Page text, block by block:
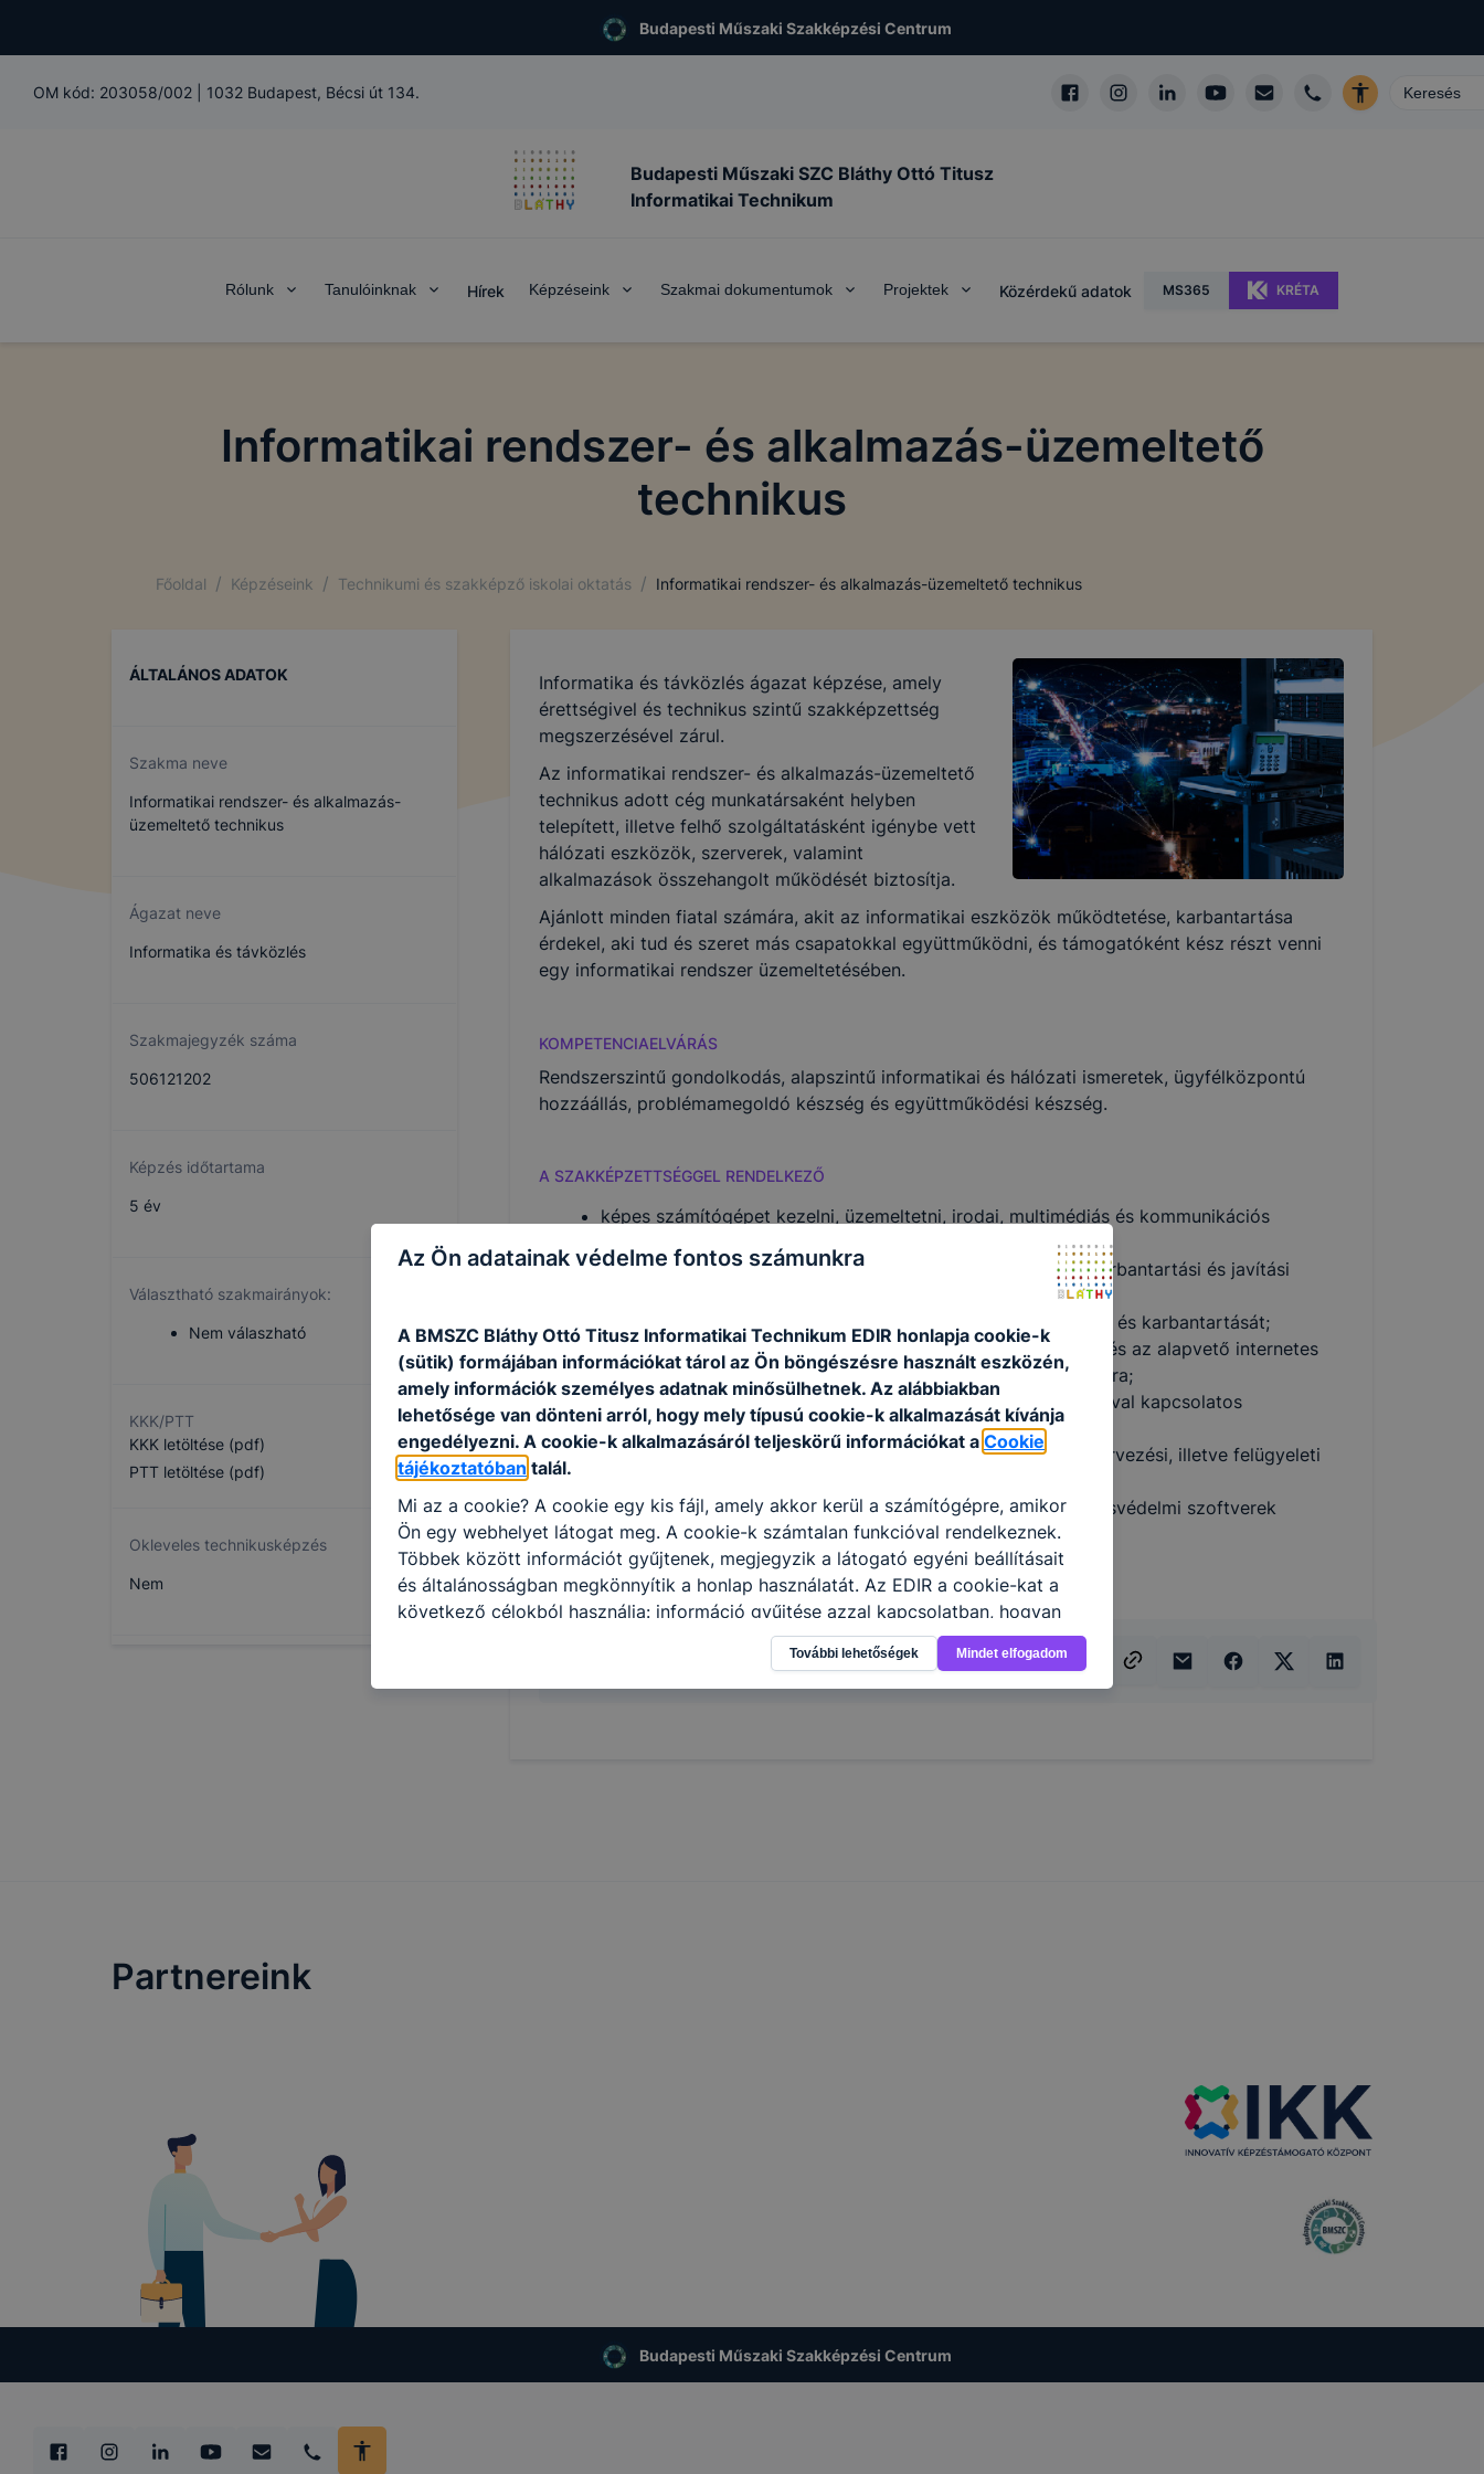
Budapesti Műszaki Szakképzési Centrum
OM kód: 203058/002 1032 Budapest, Bécsi út 134.
Budapesti Műszaki SZC Bláthy Ottó Titusz
Informatikai Technikum
Rólunk Tanulóinknak Hírek Képzéseink Szakmai dokumentumok Projektek Közérdekű adatok MS365 KRÉTA
Informatikai rendszer- és alkalmazás-üzemeltető
technikus
Főoldal / Képzéseink / Technikumi és szakképző iskolai oktatás / Informatikai rendszer- és alkalmazás-üzemeltető technikus
ÁLTALÁNOS ADATOK
Szakma neve
Informatikai rendszer- és alkalmazás-
üzemeltető technikus
Ágazat neve
Informatika és távközlés
Szakmajegyzék száma
506121202
Képzés időtartama
5 év
Választható szakmairányok:
Nem válaszható
KKK/PTT
KKK letöltése (pdf)
PTT letöltése (pdf)
Okleveles technikusképzés
Nem
Informatika és távközlés ágazat képzése, amely
érettségivel és technikus szintű szakképzettség
megszerzésével zárul.
Az informatikai rendszer- és alkalmazás-üzemeltető
technikus adott cég munkatársaként helyben
telepített, illetve felhő szolgáltatásként igénybe vett
hálózati eszközök, szerverek, valamint
alkalmazások összehangolt működését biztosítja.
Ajánlott minden fiatal számára, akit az informatikai eszközök működtetése, karbantartása
érdekel, aki tud és szeret más csapatokkal együttműködni, és támogatóként kész részt venni
egy informatikai rendszer üzemeltetésében.
KOMPETENCIAELVÁRÁS
Rendszerszintű gondolkodás, alapszintű informatikai és hálózati ismeretek, ügyfélközpontú
hozzáállás, problémamegoldó készség és együttműködési készség.
A SZAKKÉPZETTSÉGGEL RENDELKEZŐ
képes számítógépet kezelni, üzemeltetni, irodai, multimédiás és kommunikációs
alkalmazásokat telepíteni, karbantartani és használni;
elvégzi a számítógépek és perifériáik hardveres szerelési, karbantartási és javítási
ellátja a munkaállomások operációs rendszerének telepítését és karbantartását;
képes a hálózati eszközök, a hálózati operációs rendszerek és az alapvető internetes
szolgáltatások telepítésére, üzemeltetésére és karbantartására;
ellátja a kisebb helyi hálózatok kiépítésével és karbantartásával kapcsolatos
feladatokat;
képes kisebb otthoni, irodai és közepes méretű hálózatok tervezési, illetve felügyeleti
elvégzi az informatikai biztonsági eszközök, tűzfalak és vírusvédelmi szoftverek
telepítését és konﬁgurálását;
felhőszolgáltatásokat kezel.
Partnereink
Budapesti Műszaki Szakképzési Centrum
Az Ön adatainak védelme fontos számunkra
A BMSZC Bláthy Ottó Titusz Informatikai Technikum EDIR honlapja cookie-k
(sütik) formájában információkat tárol az Ön böngészésre használt eszközén,
amely információk személyes adatnak minősülhetnek. Az alábbiakban
lehetősége van dönteni arról, hogy mely típusú cookie-k alkalmazását kívánja
engedélyezni. A cookie-k alkalmazásáról teljeskörű információkat a Cookie
tájékoztatóban talál.
Mi az a cookie? A cookie egy kis fájl, amely akkor kerül a számítógépre, amikor
Ön egy webhelyet látogat meg. A cookie-k számtalan funkcióval rendelkeznek.
Többek között információt gyűjtenek, megjegyzik a látogató egyéni beállításait
és általánosságban megkönnyítik a honlap használatát. Az EDIR a cookie-kat a
következő célokból használja: információ gyűjtése azzal kapcsolatban, hogyan
használja Ön a honlapot -annak felmérésével, hogy a honlap melyik részeit
látogatja, vagy használja leginkább, így megtudhatjuk, hogyan biztosítsunk Önnek
még jobb felhasználói élményt, ha ismét meglátogatja oldalunkat, honlap
További lehetőségek Mindet elfogadom